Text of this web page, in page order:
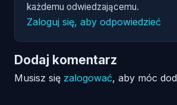
każdemu odwiedzającemu.
Zaloguj się, aby odpowiedzieć
Dodaj komentarz
Musisz się zalogować, aby móc